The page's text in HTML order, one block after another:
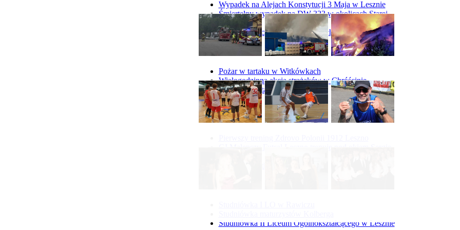
Wypadek na Alejach Konstytucji 3 Maja w Lesznie
Śmiertelny wypadek na DW 323 w okolicach Starej
Góry
Wypadek na obwodnicy Święciechowy
Pożar w tartaku w Witkówkach
Wielogodzinna akcja strażaków w Chróścinie
Pożar hali tartaku w Racocie
Studniówka II Liceum Ogólnokształcącego w Lesznie